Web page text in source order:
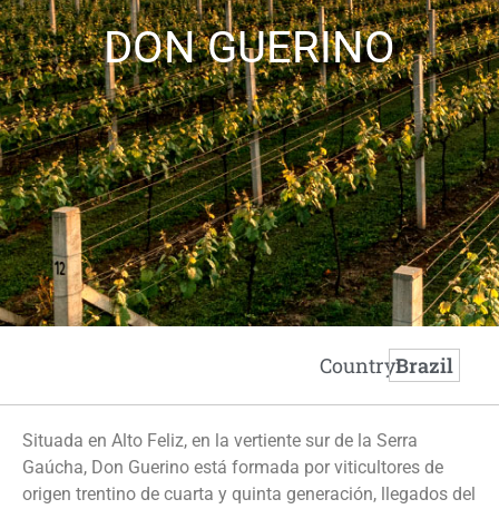
DON GUERINO
Country:Brazil
Situada en Alto Feliz, en la vertiente sur de la Serra
Gaúcha, Don Guerino está formada por viticultores de
origen trentino de cuarta y quinta generación, llegados del